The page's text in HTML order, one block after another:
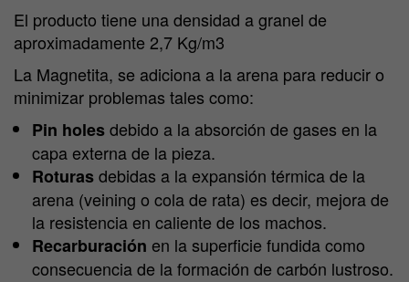
El producto tiene una densidad a granel de
aproximadamente 2,7 Kg/m3
La Magnetita, se adiciona a la arena para reducir o
minimizar problemas tales como:
Pin holesdebido a la absorción de gases en la
capa externa de la pieza.
Roturasdebidas a la expansión térmica de la
arena (veining o cola de rata) es decir, mejora de
la resistencia en caliente de los machos.
Recarburación en la superficie fundida como
consecuencia de la formación de carbón lustroso.